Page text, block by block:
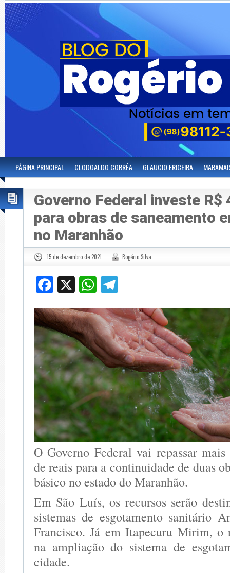
PÁGINA PRINCIPAL CLODOALDO CORRÊA GLAUCIO ERICEIRA
Governo Federal investe R$
para obras de saneamento
no Maranhão
15 de dezembro de 2021 Rogério Silva
Facebook WhatsApp
O Governo Federal vai repassar
de reais para a continuidade de duas
básico no estado do Maranhão.
Em São Luís, os recursos serão
sistemas de esgotamento sanitário
Francisco. Já em Itapecuru Mirim, o
na ampliação do sistema de
cidade.